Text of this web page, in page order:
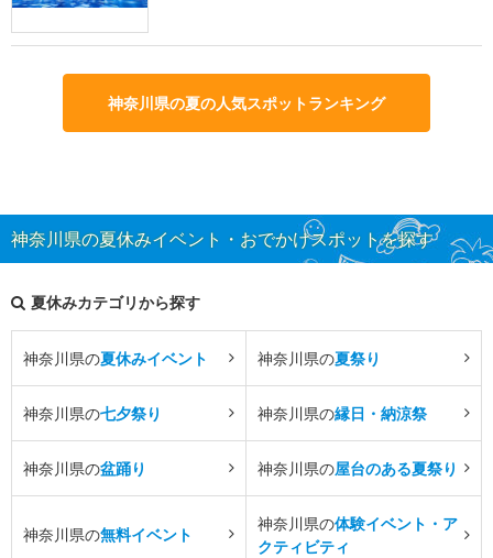
神奈川県の夏の人気スポットランキング
神奈川県の夏休みイベント・おでかけスポットを探す
夏休みカテゴリから探す
神奈川県の夏休みイベント 神奈川県の夏祭り
神奈川県の七夕祭り 神奈川県の縁日・納涼祭
神奈川県の盆踊り 神奈川県の屋台のある夏祭り
神奈川県の無料イベント
神奈川県の体験イベント・ア
クティビティ